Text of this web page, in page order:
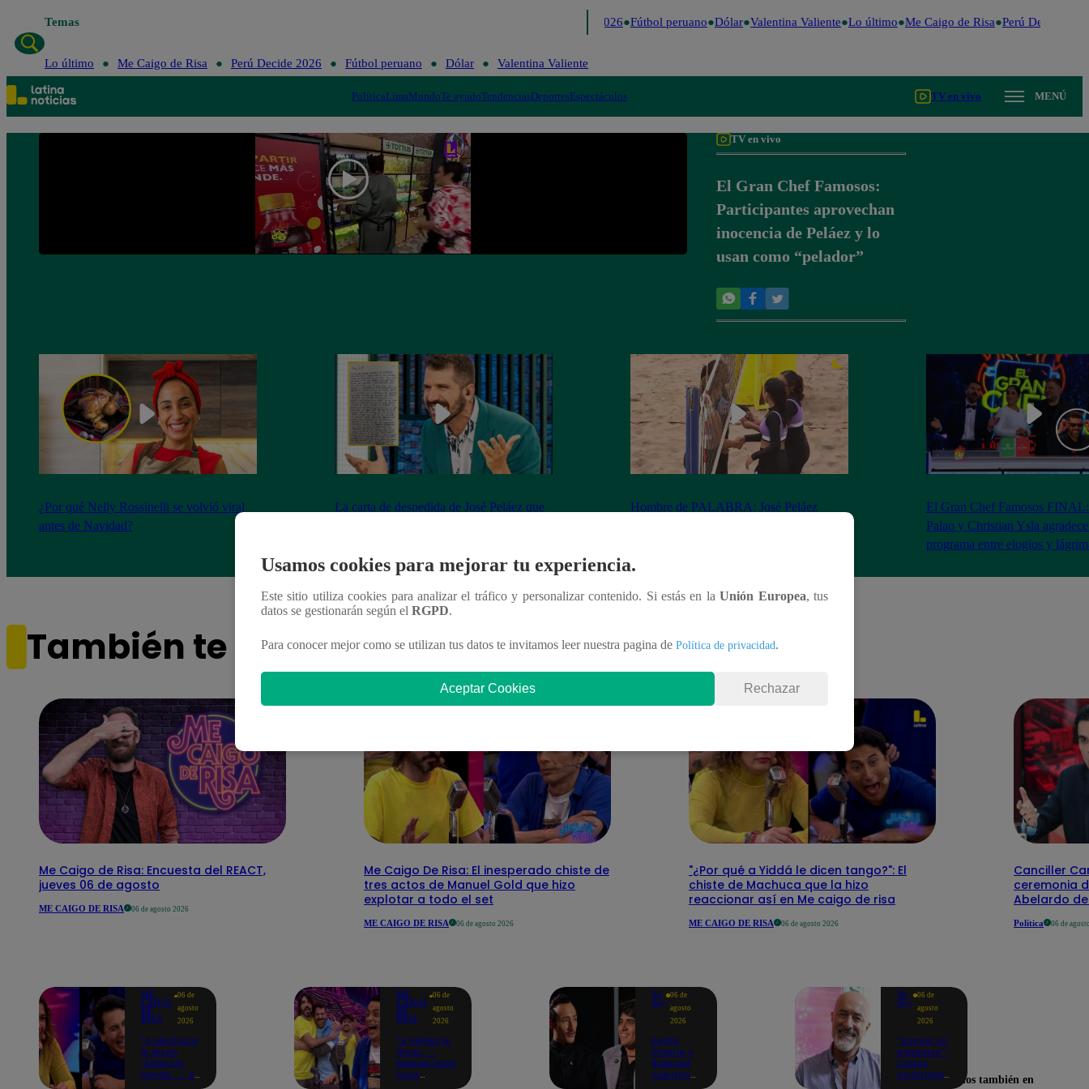
Temas Perú Decide 2026 Fútbol peruano Dólar Valentina Valiente Lo último Me Caigo de Risa Perú Decide 2026
Lo último Me Caigo de Risa Perú Decide 2026 Fútbol peruano Dólar Valentina Valiente
PolíticaLimaMundoTe ayudoTendenciasDeportesEspectáculos TV en vivo MENÚ
TV en vivo
El Gran Chef Famosos:
Participantes aprovechan
inocencia de Peláez y lo
usan como “pelador”
¿Por qué Nelly Rossinelli se volvió viral
antes de Navidad?
La carta de despedida de José Peláez que
Hombre de PALABRA: José Peláez
El Gran Chef Famosos
Palao y Christian Ysla
programa entre elogios y
También te puede interesar
Me Caigo de Risa: Encuesta del REACT,
jueves 06 de agosto
ME CAIGO DE RISA 06 de agosto 2026
Me Caigo De Risa: El inesperado chiste de
tres actos de Manuel Gold que hizo
explotar a todo el set
ME CAIGO DE RISA 06 de agosto 2026
"¿Por qué a Yiddá le dicen tango?": El
chiste de Machuca que la hizo
reaccionar así en Me caigo de risa
ME CAIGO DE RISA 06 de agosto 2026
Canciller
ceremonia
Abelardo
Política 06 de
ME
CAIGO
DE
RISA
06 de
agosto
2026
"A Machuca
le dicen
'Árbol sin
ramas'...": El
ME
CAIGO
DE
RISA
06 de
agosto
2026
"A Peláez le
dicen...":
Manuel Gold
hace
Yo
Soy
06 de
agosto
2026
Pedro
Infante y
Raphael
cuentan
Yo
Soy
06 de
agosto
2026
"Somos un
equipazo":
Carlos
Alcántara
Usamos cookies para mejorar tu experiencia.
Este sitio utiliza cookies para analizar el tráfico y personalizar contenido. Si estás en laUnión Europea, tus
datos se gestionarán según el RGPD.
Para conocer mejor como se utilizan tus datos te invitamos leer nuestra pagina de Política de privacidad.
Aceptar Cookies Rechazar
Encuéntranos también en